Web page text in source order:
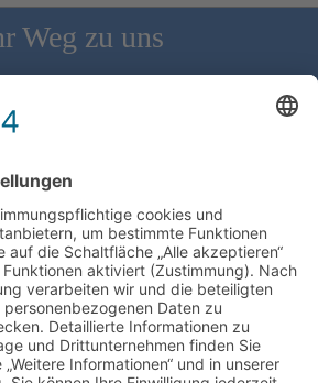
Weg zu uns
Schliengen | Telefon: 07626/237 | E-
Ihre Zustimmung, um den
Maps-Service zu laden!
einen Service eines
um Karteninhalte einzubetten.
kann Daten zu Ihren Aktivitäten
lesen Sie die Details durch und
der Nutzung des Service zu, um